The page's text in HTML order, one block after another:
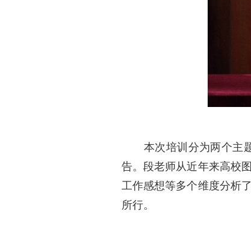
本次培训分为两个主题
告。段老师从近年来高校
工作感想等多个维度分析
所行。